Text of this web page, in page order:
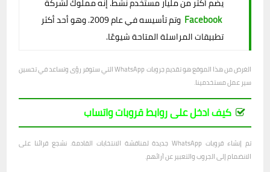
Facebook
وتم تأسيسه في عام 2009. وهو أحد أكثر
تطبيقات المراسلة المتاحة شيوعًا.
الغرض من هذا الموقع هو تقديم جروبات WhatsApp التي ستوفر رؤى وتساعد في تحسين
سير عمل مستخدمينا.
كيف ادخل على روابط قروبات واتساب
تم إنشاء قروبات WhatsApp جديدة لمناقشة الانتخابات القادمة. نشجع قرائنا على
الانضمام إلى الجروب والتعبير عن آرائهم.